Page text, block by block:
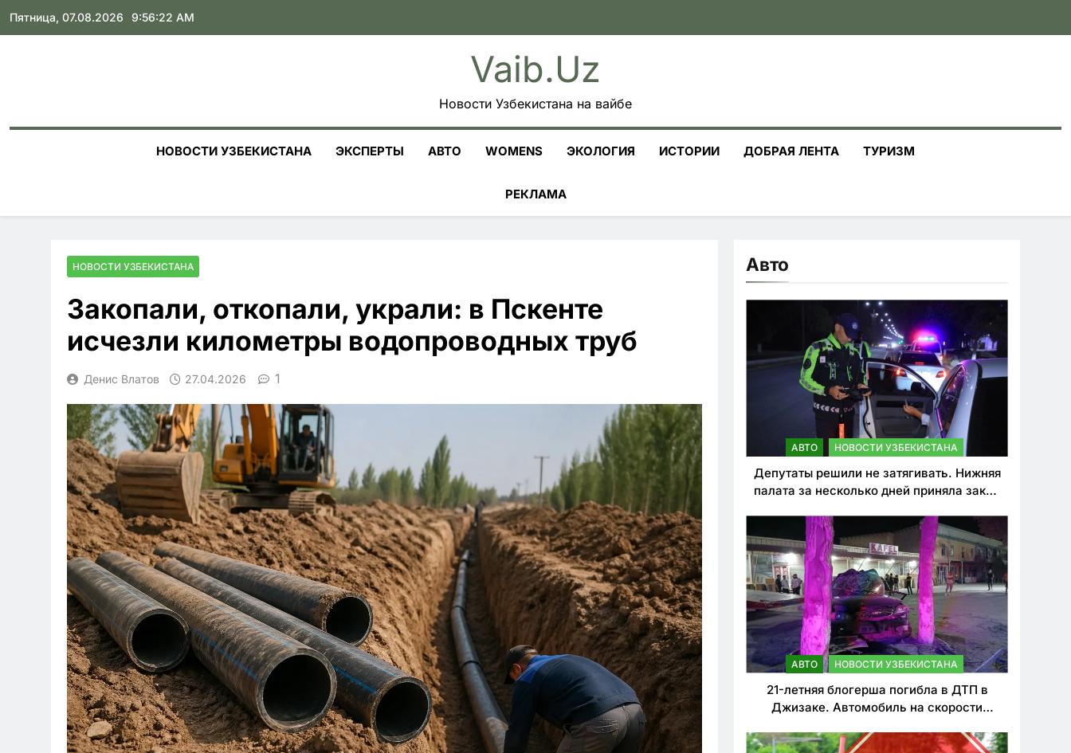
Skip
Пятница, 07.08.2026 9:56:24 AM
Vaib.uz
Новости Узбекистана на вайбе
НОВОСТИ УЗБЕКИСТАНА ЭКСПЕРТЫ АВТО WOMENS ЭКОЛОГИЯ ИСТОРИИ ДОБРАЯ ЛЕНТА ТУРИЗМ
РЕКЛАМА
НОВОСТИ УЗБЕКИСТАНА
Закопали, откопали, украли: в Пскенте
исчезли километры водопроводных труб
Денис Влатов 27.04.2026 1
Авто
АВТО НОВОСТИ УЗБЕКИСТАНА
Депутаты решили не затягивать. Нижняя
палата за несколько дней приняла закон
нарушителей ПДД
АВТО НОВОСТИ УЗБЕКИСТАНА
21-летняя блогерша погибла в ДТП в
Джизаке. Автомобиль на скорости